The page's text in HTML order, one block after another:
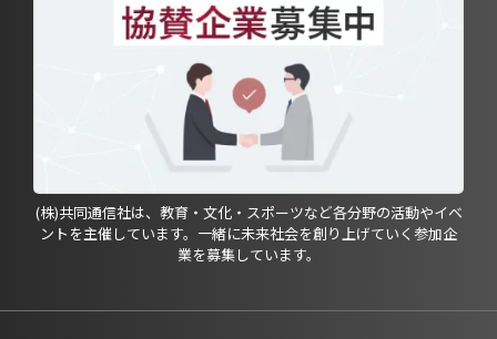
(株)共同通信社は、教育・文化・スポーツなど各分野の活動やイベ
ントを主催しています。一緒に未来社会を創り上げていく参加企
業を募集しています。